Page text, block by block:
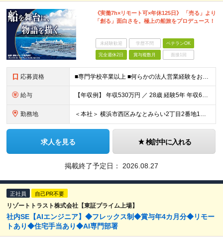
《実働7h×リモート可×年休125日》 「売る」より
「創る」面白さを。極上の船旅をプロデュース！
未経験歓迎 学歴不問 ベテランOK
完全週休2日 賞与複数月 面接1回
応募資格 ■専門学校卒業以上 ■何らかの法人営業経験をお持ちの方（※業界・年数不問） ※20代中盤～30代が活躍中の環境です！ ＜以下の経験・志向をお持ちの方は大歓迎です＞ ◎旅行会社・旅行代理店での営業経験
給与 【年収例】 年収530万円 ／ 28歳 経験5年 年収630万円 ／ 34歳 経験10年 ◆月給：26万4000円～36万6000円＋賞与年2回（昨年度実績：4ヶ月分）＋各種手当 ※初年度想定年収：
勤務地 ＜本社＞ 横浜市西区みなとみらい2丁目2番地1号 横浜ランドマークタワー47階 ◎週1～2回程度の在宅勤務（リモートワーク）あり ※業務に関連した国内外への出張・乗船があります ＼ここがPOINT／
求人を見る 検討中に入れる
掲載終了予定日： 2026.08.27
正社員 自己PR不要
リゾートトラスト株式会社【東証プライム上場】
社内SE【AIエンジニア】◆フレックス制◆賞与年4カ月分◆リモー
トあり◆住宅手当あり◆AI専門部署